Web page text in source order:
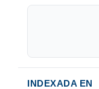
INDEXADA EN